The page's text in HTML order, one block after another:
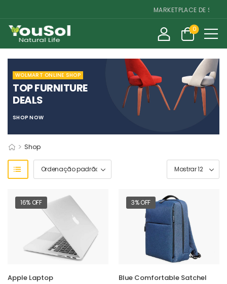
MARKETPLACE DE
0
WOLMART ONLINE SHOP
TOP FURNITURE
DEALS
SHOP NOW
> Shop
16% OFF
Apple Laptop
3% OFF
Blue Comfortable Satchel